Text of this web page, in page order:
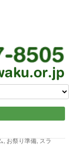
,お祭り準備,スラ